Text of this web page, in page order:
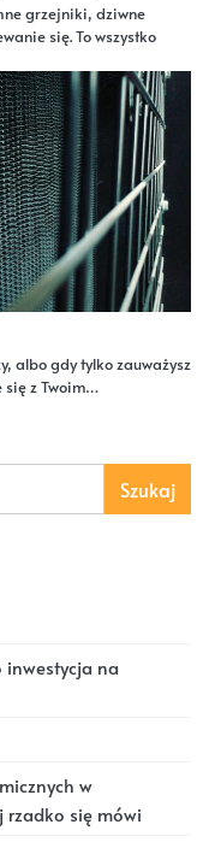
grzejniki, dziwne
się. To wszystko
albo gdy tylko zauważysz
się z Twoim…
Szukaj
na
w
rzadko się mówi